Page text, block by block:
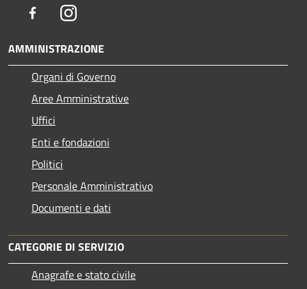
FacebookInstagram
AMMINISTRAZIONE
Organi di Governo
Aree Amministrative
Uffici
Enti e fondazioni
Politici
Personale Amministrativo
Documenti e dati
CATEGORIE DI SERVIZIO
Anagrafe e stato civile